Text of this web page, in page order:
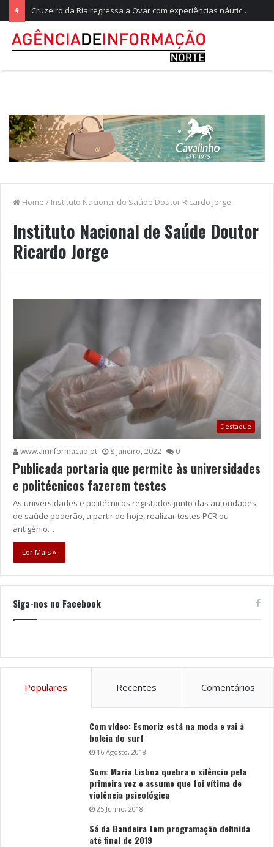
Cruzeiro da Ria regressa a Ovar com experiências náuticas e observação de aves
Home / Instituto Nacional de Saúde Doutor Ricardo Jorge
Instituto Nacional de Saúde Doutor
Ricardo Jorge
Destaque
www.airinformacao.pt 8 Janeiro, 2022 0
Publicada portaria que permite às universidades
e politécnicos fazerem testes
As universidades e politécnicos registados junto das autoridades
de saúde poderão, a partir de hoje, realizar testes PCR ou
antigénio…
Ler Mais »
Siga-nos no Facebook
Populares Recentes Comentários
Com vídeo: Esmoriz está na moda e vai à
boleia do surf
16 Agosto, 2018
Som: Maria Lisboa quebra o silêncio pela
primeira vez e assume que foi vítima de
violência psicológica
25 Junho, 2018
Sá da Bandeira tem programação definida
até final de 2019